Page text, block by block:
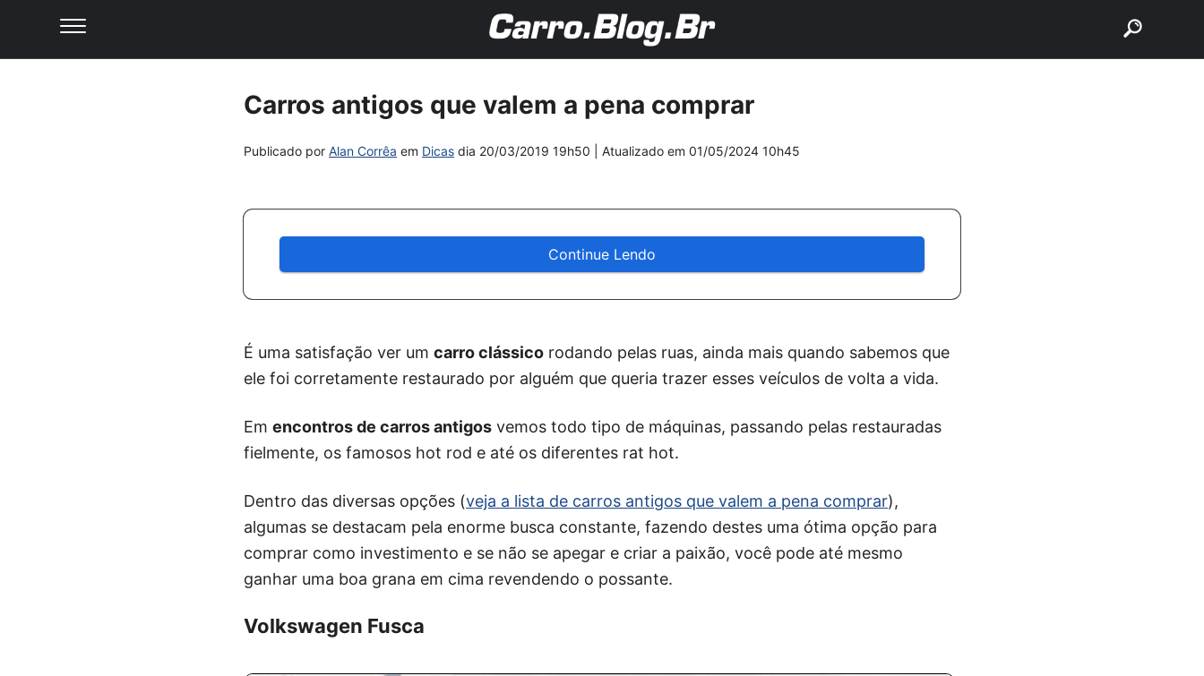
Carros antigos que valem a pena comprar
Publicado por Alan Corrêa em Dicas dia 20/03/2019 19h50 | Atualizado em 01/05/2024 10h45
Continue Lendo
É uma satisfação ver um carro clássico rodando pelas ruas, ainda mais quando sabemos que
ele foi corretamente restaurado por alguém que queria trazer esses veículos de volta a vida.
Em encontros de carros antigos vemos todo tipo de máquinas, passando pelas restauradas
fielmente, os famosos hot rod e até os diferentes rat hot.
Dentro das diversas opções (veja a lista de carros antigos que valem a pena comprar),
algumas se destacam pela enorme busca constante, fazendo destes uma ótima opção para
comprar como investimento e se não se apegar e criar a paixão, você pode até mesmo
ganhar uma boa grana em cima revendendo o possante.
Volkswagen Fusca